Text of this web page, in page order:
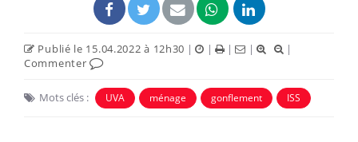
Publié le 15.04.2022 à 12h30 | | | |
|
Commenter
Mots clés : UVA ménage gonflement ISS